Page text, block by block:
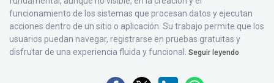
funcionamiento de los sistemas que procesan datos y ejecutan
acciones dentro de un sitio o aplicación. Su trabajo permite que los
usuarios puedan navegar, registrarse en pruebas gratuitas y
disfrutar de una experiencia fluida y funcional. Seguir leyendo